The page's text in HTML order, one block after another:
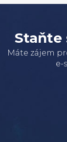
Staňte
Máte zájem
e-